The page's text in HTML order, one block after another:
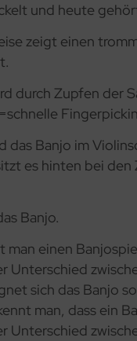
und heute
zeigt einen
durch Zupfen der
das Banjo im
es hinten bei
Banjo.
man einen
Unterschied
sich das Banjo
man, dass ein
Unterschied